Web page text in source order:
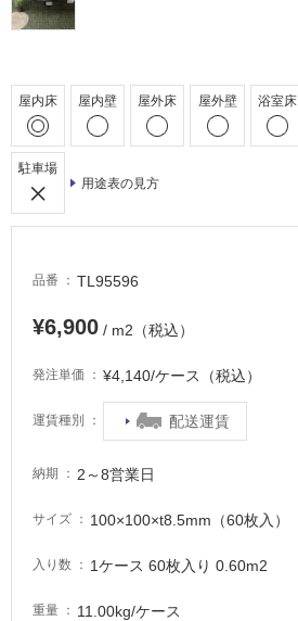
屋内床 屋内壁 屋外床 屋外壁 浴室床
駐車場
用途表の見方
品番 TL95596
¥6,900 / m2（税込）
発注単価 ¥4,140/ケース（税込）
運賃種別 配送運賃
納期 2～8営業日
サイズ 100×100×t8.5mm（60枚入）
入り数 1ケース 60枚入り 0.60m2
重量 11.00kg/ケース
床・
浴
床・
駐
車
場
適
て
る
し
い
注
が